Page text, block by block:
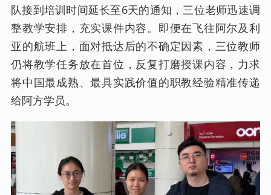
队接到培训时间延长至6天的通知，三位老师迅速调
整教学安排，充实课件内容。即便在飞往阿尔及利
亚的航班上，面对抵达后的不确定因素，三位教师
仍将教学任务放在首位，反复打磨授课内容，力求
将中国最成熟、最具实践价值的职教经验精准传递
给阿方学员。